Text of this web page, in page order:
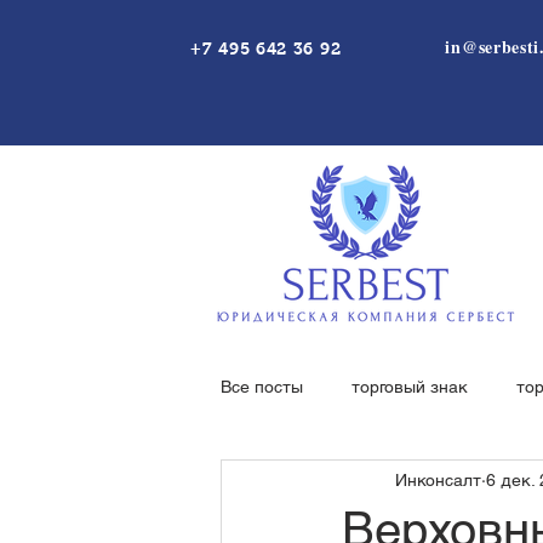
+7 495 642 36 92
Все посты торговый знак
независимая гарантия
Инконсалт 6 дек.